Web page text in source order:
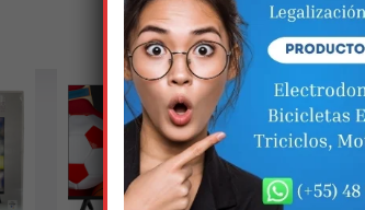
compreensão.